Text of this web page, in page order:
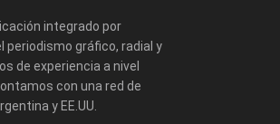
integrado por
periodismo gráfico, radial y
de experiencia a nivel
con una red de
y EE.UU.